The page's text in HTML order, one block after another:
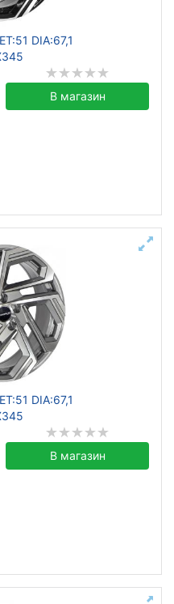
DIA:67,1
В магазин
DIA:67,1
В магазин